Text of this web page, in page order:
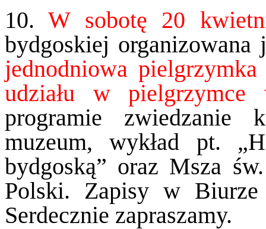
10.W sobotę 20
bydgoskiej
jednodniowa
udziału w
programie zwiedzanie
muzeum, wykład pt.
bydgoską” oraz Msza
Polski. Zapisy w
Serdecznie zapraszamy.